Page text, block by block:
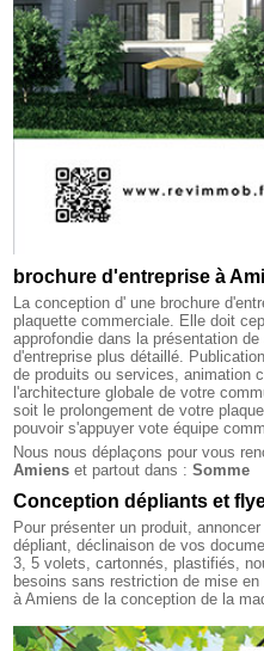
brochure d'entreprise à
La conception d' une brochure
plaquette commerciale. Elle doit
approfondie dans la présentation
d'entreprise plus détaillé.
de produits ou services, animation
l'architecture globale de votre
soit le prolongement de votre
pouvoir s'appuyer vote équipe
Nous nous déplaçons pour vous
Amiens et partout dans :Somme
Conception dépliants et
Pour présenter un produit,
dépliant, déclinaison de vos
3, 5 volets, cartonnés, plastifiés,
besoins sans restriction de mise
à Amiens de la conception de la